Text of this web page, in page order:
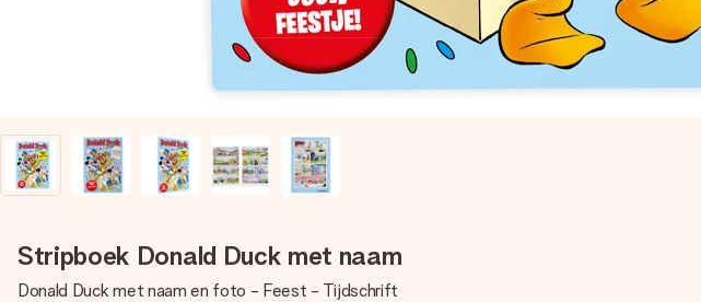
Stripboek Donald Duck met naam
Donald Duck met naam en foto - Feest - Tijdschrift